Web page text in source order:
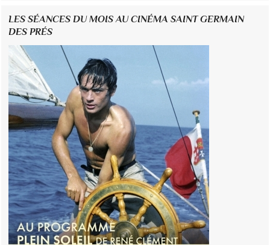
LES SÉANCES DU MOIS AU CINÉMA SAINT GERMAIN
DES PRÉS